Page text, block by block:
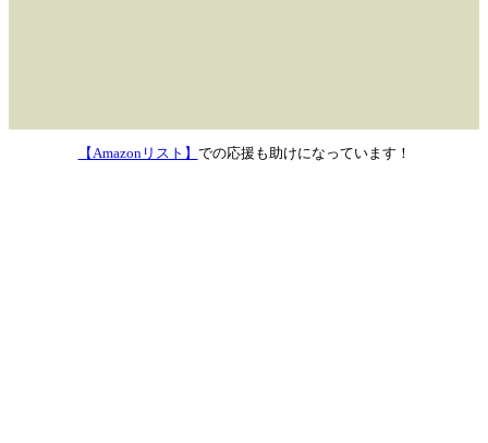
【Amazonリスト】 での応援も助けになっています！